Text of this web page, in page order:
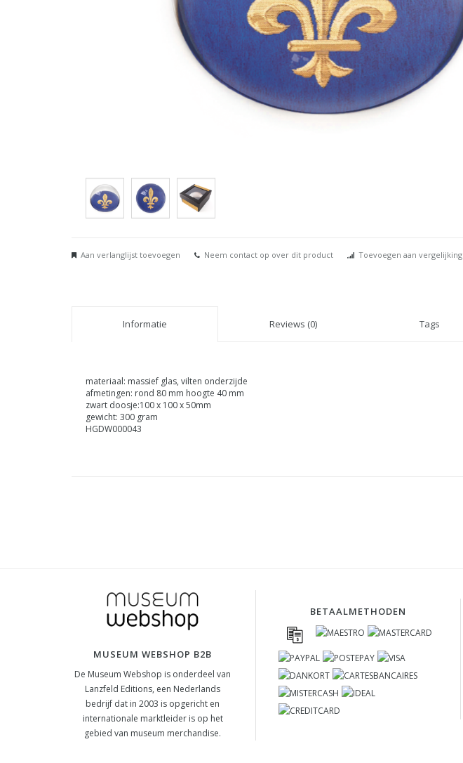
Aan verlanglijst toevoegen Neem contact op over dit product Toevoegen aan vergelijking
Informatie Reviews (0) Tags
materiaal: massief glas, vilten onderzijde
afmetingen: rond 80 mm hoogte 40 mm
zwart doosje:100 x 100 x 50mm
gewicht: 300 gram
HGDW000043
MUSEUM WEBSHOP B2B
De Museum Webshop is onderdeel van
Lanzfeld Editions, een Nederlands
bedrijf dat in 2003 is opgericht en
internationale marktleider is op het
gebied van museum merchandise.
BETAALMETHODEN